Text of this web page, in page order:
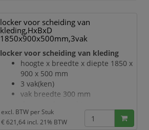
verdraaibare, dubbele
schuifhaken
Elk vak onder de hoedenplank is
opgedeeld door een
scheidingswand
openslaande deur met
etikettenlijst en ventilatiesleuven
inliggende deuren met
binnenliggende penscharnieren
Elke deur is standaard u
locker voor scheiding van
kleding,HxBxD
1850x900x500mm,3vak
locker voor scheiding van kleding
hoogte x breedte x diepte 1850 x
900 x 500 mm
3 vak(ken)
vak breedte 300 mm
deuropeningshoek 110 °
per vak een vastgelaste
excl. BTW per Stuk
€ 621,64 incl. 21% BTW